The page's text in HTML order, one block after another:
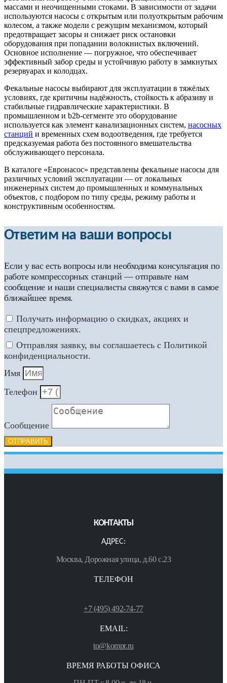
массами и неочищенными стоками. В зависимости от задачи
используются насосы с открытым или полуоткрытым рабочим
колесом, а также модели с режущим механизмом, который
предотвращает засоры и снижает риск остановки
оборудования при попадании волокнистых включений.
Основное исполнение — погружное, что обеспечивает
эффективный забор среды и устойчивую работу в замкнутых
резервуарах и колодцах.
Фекальные насосы выбирают для эксплуатации в тяжёлых
условиях, где критичны надёжность, стойкость к абразиву и
стабильные гидравлические характеристики. В
промышленном и b2b-сегменте это оборудование
используется как элемент канализационных систем, насосных
станций и временных схем водоотведения, где требуется
предсказуемая работа без постоянного вмешательства
обслуживающего персонала.
В каталоге «Евронасос» представлены фекальные насосы для
различных условий эксплуатации — от локальных
инженерных систем до промышленных и коммунальных
объектов, с подбором по типу среды, режиму работы и
конструктивным особенностям.
Ответим на ваши вопросы
Если у вас есть вопросы или необходима консультация по
работе компрессорных станций — отправьте нам
сообщение и наши специалисты свяжутся с вами в самое
ближайшее время.
Получать информацию о скидках, акциях и
спецпредложениях.
Отправляя заявку, вы соглашаетесь с Политикой
конфиденциальности.
Имя
Телефон
Сообщение
ОТПРАВИТЬ
КОНТАКТЫ
АДРЕС:
Москва, Дорожная улица, д.60 с.23
ТЕЛЕФОН
+7 (495) 492-74-77
EMAIL:
to@kompr.ru
ВРЕМЯ РАБОТЫ ОФИСА